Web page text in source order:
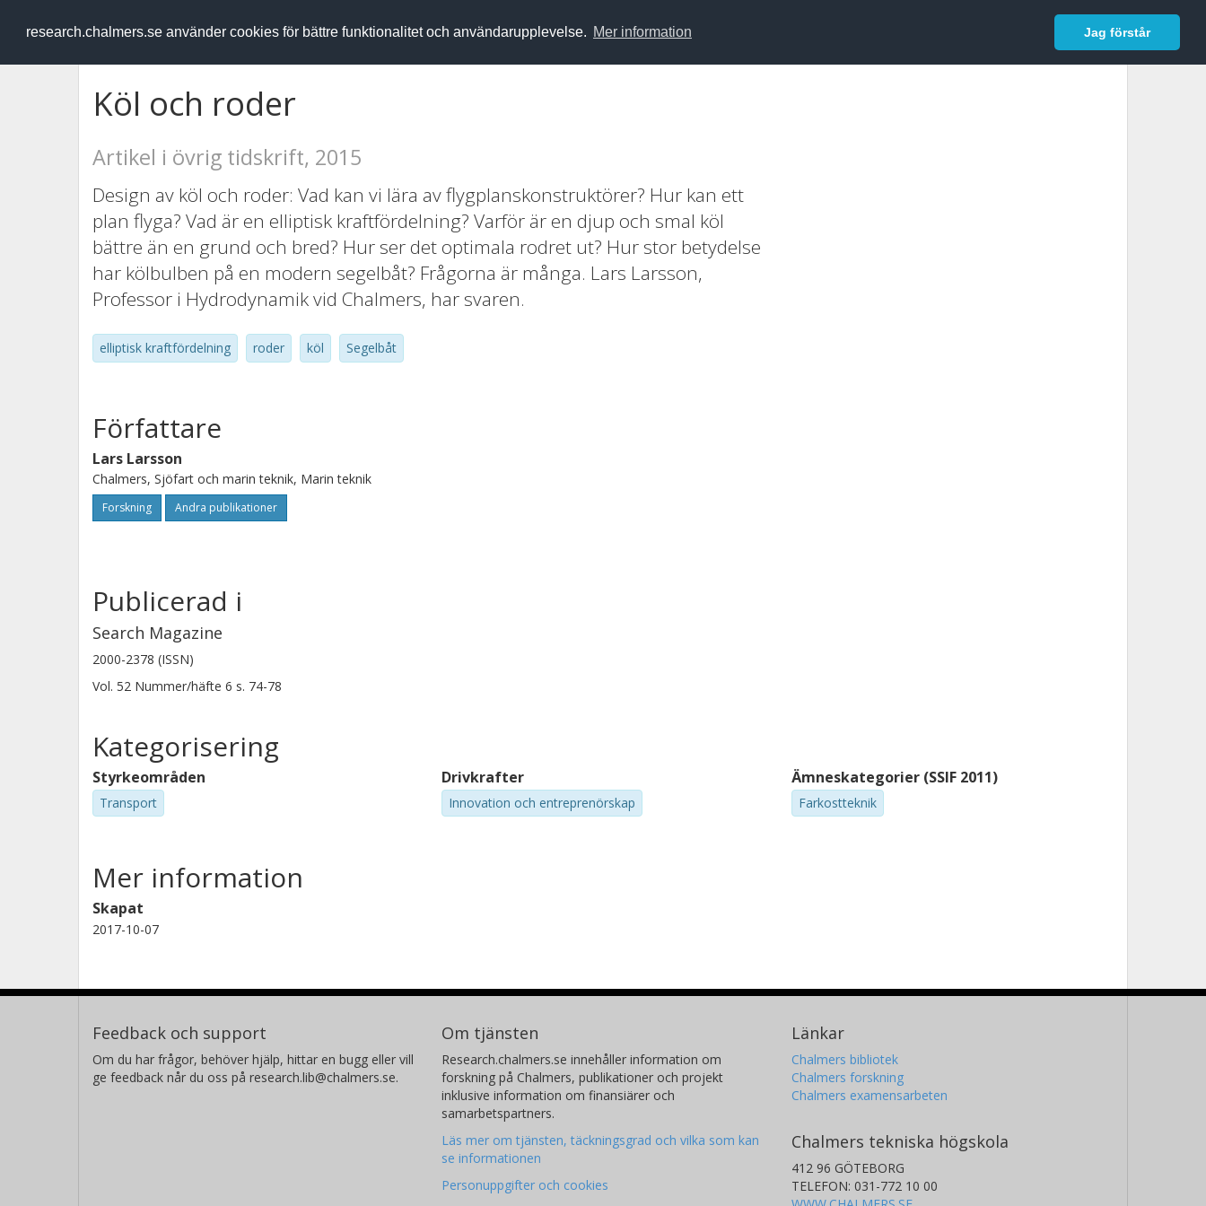
research.chalmers.se använder cookies för bättre funktionalitet och användarupplevelse. Mer information Jag förstår
RESEARCH.chalmers.se Logga in
Köl och roder
Artikel i övrig tidskrift, 2015
Design av köl och roder: Vad kan vi lära av flygplanskonstruktörer? Hur kan ett
plan flyga? Vad är en elliptisk kraftfördelning? Varför är en djup och smal köl
bättre än en grund och bred? Hur ser det optimala rodret ut? Hur stor betydelse
har kölbulben på en modern segelbåt? Frågorna är många. Lars Larsson,
Professor i Hydrodynamik vid Chalmers, har svaren.
elliptisk kraftfördelning roder köl Segelbåt
Författare
Lars Larsson
Chalmers, Sjöfart och marin teknik, Marin teknik
Forskning Andra publikationer
Publicerad i
Search Magazine
2000-2378 (ISSN)
Vol. 52 Nummer/häfte 6 s. 74-78
Kategorisering
Styrkeområden
Transport
Drivkrafter
Innovation och entreprenörskap
Ämneskategorier (SSIF 2011)
Farkostteknik
Mer information
Skapat
2017-10-07
Feedback och support
Om du har frågor, behöver hjälp, hittar en bugg eller vill
ge feedback når du oss på research.lib@chalmers.se.
Om tjänsten
Research.chalmers.se innehåller information om
forskning på Chalmers, publikationer och projekt
inklusive information om finansiärer och
samarbetspartners.
Läs mer om tjänsten, täckningsgrad och vilka som kan
se informationen
Personuppgifter och cookies
Länkar
Chalmers bibliotek
Chalmers forskning
Chalmers examensarbeten
Chalmers tekniska högskola
412 96 GÖTEBORG
TELEFON: 031-772 10 00